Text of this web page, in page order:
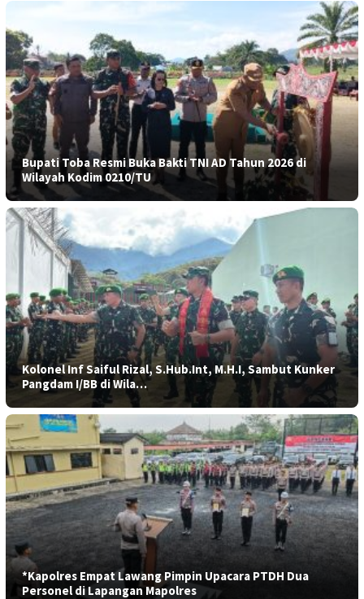
Bupati Toba Resmi Buka Bakti TNI AD Tahun 2026 di
Wilayah Kodim 0210/TU
Kolonel Inf Saiful Rizal, S.Hub.Int, M.H.I, Sambut Kunker
Pangdam I/BB di Wila…
*Kapolres Empat Lawang Pimpin Upacara PTDH Dua
Personel di Lapangan Mapolres